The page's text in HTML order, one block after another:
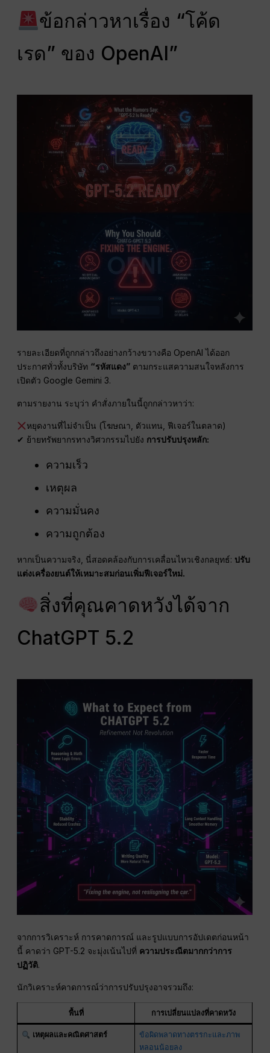
ข้อกล่าวหาเรื่อง “โค้ด
เรด” ของ OpenAI”
รายละเอียดที่ถูกกล่าวถึงอย่างกว้างขวางคือ OpenAI ได้ออก
ประกาศทั่วทั้งบริษัท “รหัสแดง” ตามกระแสความสนใจหลังการ
เปิดตัว Google Gemini 3.
ตามรายงาน ระบุว่า คำสั่งภายในนี้ถูกกล่าวหาว่า:
หยุดงานที่ไม่จำเป็น (โฆษณา, ตัวแทน, ฟีเจอร์ในตลาด)
✔ ย้ายทรัพยากรทางวิศวกรรมไปยัง การปรับปรุงหลัก:
ความเร็ว
เหตุผล
ความมั่นคง
ความถูกต้อง
หากเป็นความจริง, นี่สอดคล้องกับการเคลื่อนไหวเชิงกลยุทธ์: ปรับ
แต่งเครื่องยนต์ให้เหมาะสมก่อนเพิ่มฟีเจอร์ใหม่.
สิ่งที่คุณคาดหวังได้จาก
ChatGPT 5.2
จากการวิเคราะห์ การคาดการณ์ และรูปแบบการอัปเดตก่อนหน้า
นี้ คาดว่า GPT-5.2 จะมุ่งเน้นไปที่ ความประณีตมากกว่าการ
ปฏิวัติ.
นักวิเคราะห์คาดการณ์ว่าการปรับปรุงอาจรวมถึง:
พื้นที่ การเปลี่ยนแปลงที่คาดหวัง
เหตุผลและคณิตศาสตร์
ข้อผิดพลาดทางตรรกะและภาพ
หลอนน้อยลง